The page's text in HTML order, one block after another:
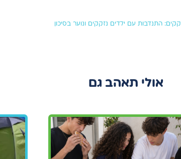
התנדבות עם ילדים נזקקים ונוער בסיכון
אולי תאהב גם